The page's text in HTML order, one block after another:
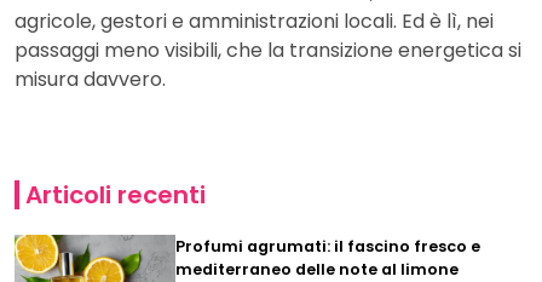
agricole, gestori e amministrazioni locali. Ed è lì, nei
passaggi meno visibili, che la transizione energetica si
misura davvero.
Articoli recenti
Profumi agrumati: il fascino fresco e
mediterraneo delle note al limone